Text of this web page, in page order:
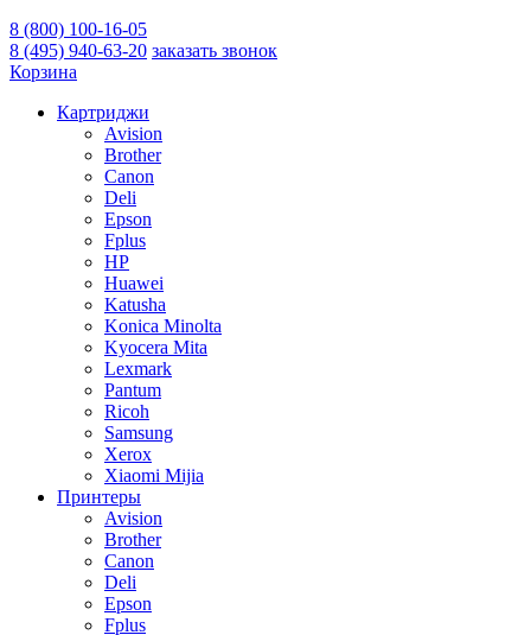
8 (800) 100-16-05
8 (495) 940-63-20 заказать звонок
Корзина
Картриджи
Avision
Brother
Canon
Deli
Epson
Fplus
HP
Huawei
Katusha
Konica Minolta
Kyocera Mita
Lexmark
Pantum
Ricoh
Samsung
Xerox
Xiaomi Mijia
Принтеры
Avision
Brother
Canon
Deli
Epson
Fplus